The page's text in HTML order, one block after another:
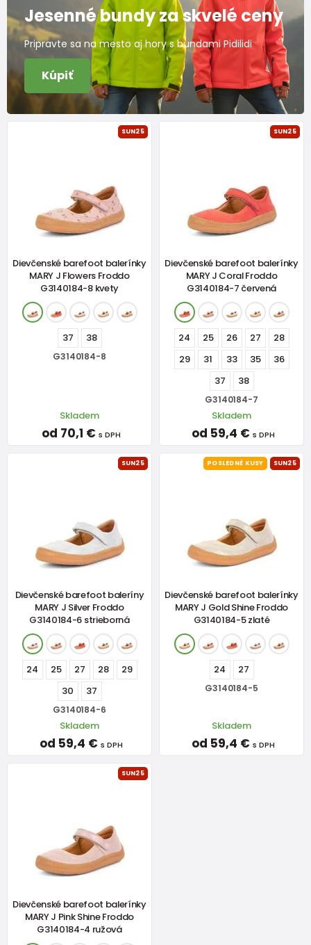
Jesenné bundy za skvelé ceny
Pripravte sa na mesto aj hory s bundami Pidilidi
Kúpiť
SUN25
Dievčenské barefoot balerínky
MARY J Flowers Froddo
G3140184-8 kvety
37 38
G3140184-8
Skladem
od 70,1 € s DPH
SUN25
Dievčenské barefoot balerínky
MARY J Coral Froddo
G3140184-7 červená
24 25 26 27
28
29
31 33 35
36
37
38
G3140184-7
Skladem
od 59,4 € s DPH
SUN25
Dievčenské barefoot baleríny
MARY J Silver Froddo
G3140184-6 strieborná
24 25 27 28
29
30
37
G3140184-6
Skladem
od 59,4 € s DPH
POSLEDNÉ KUSY SUN25
Dievčenské barefoot balerínky
MARY J Gold Shine Froddo
G3140184-5 zlaté
24 27
G3140184-5
Skladem
od 59,4 € s DPH
SUN25
Dievčenské barefoot balerínky
MARY J Pink Shine Froddo
G3140184-4 ružová